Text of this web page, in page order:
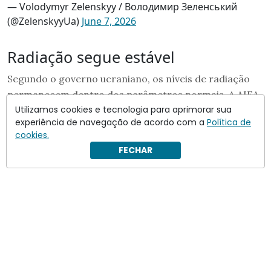
— Volodymyr Zelenskyy / Володимир Зеленський
(@ZelenskyyUa) June 7, 2026
Radiação segue estável
Segundo o governo ucraniano, os níveis de radiação
permanecem dentro dos parâmetros normais. A AIEA
anunciou que enviará uma equipe ao local para avaliar
os impactos do ataque.
Utilizamos cookies e tecnologia para aprimorar sua
experiência de navegação de acordo com a Política de
cookies.
FECHAR